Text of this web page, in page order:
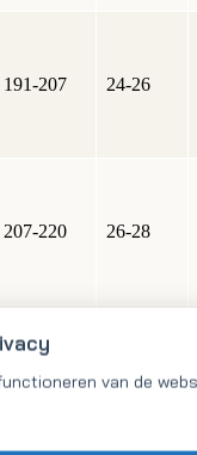
191-207 24-26
207-220 26-28
220-240 28-30
van de